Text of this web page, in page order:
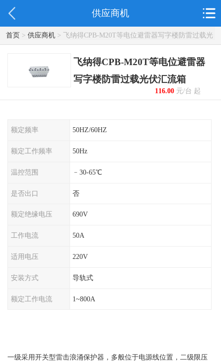
供应商机
首页> 供应商机> 飞纳得CPB-M20T等电位避雷器写字楼防雷过载光
伏汇流箱
飞纳得CPB-M20T等电位避雷器
写字楼防雷过载光伏汇流箱
116.00元/台 起
额定频率 50HZ/60HZ
额定工作频率 50Hz
温控范围 ﹣30-65℃
是否出口 否
额定绝缘电压 690V
工作电流 50A
适用电压 220V
安装方式 导轨式
额定工作电流 1~800A
一级采用开关型雷击浪涌保护器，多般位于电源线位置，二级限压